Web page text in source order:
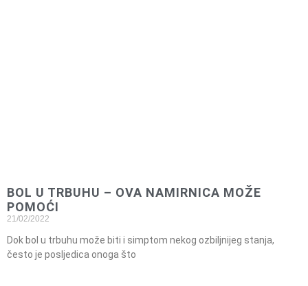
BOL U TRBUHU – OVA NAMIRNICA MOŽE
POMOĆI
21/02/2022
Dok bol u trbuhu može biti i simptom nekog ozbiljnijeg stanja,
često je posljedica onoga što